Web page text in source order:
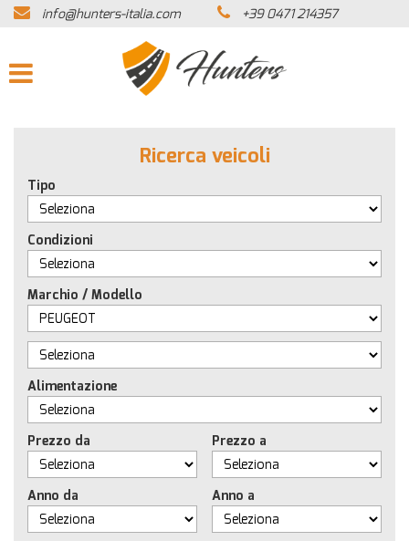
HOME
AZIENDA
ACQUISTIAMO USATO
ASSISTENZA
CONTATTI
NEWS
AREA COMMERCIANTI
info@hunters-italia.com +39 0471 214357
Ricerca veicoli
Tipo
Condizioni
Marchio / Modello
Alimentazione
Prezzo da Prezzo a
Anno da Anno a